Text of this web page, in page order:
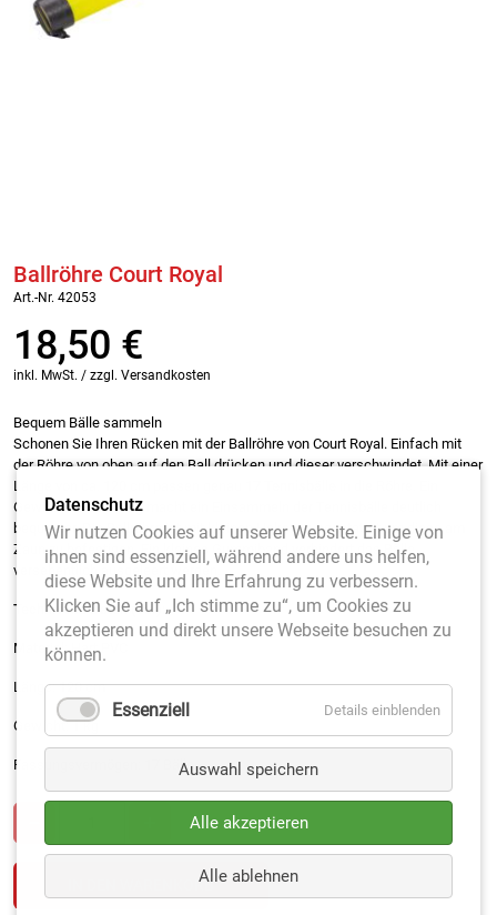
Ballröhre Court Royal
Art.-Nr. 42053
18,50 €
inkl. MwSt. / zzgl. Versandkosten
Bequem Bälle sammeln
Schonen Sie Ihren Rücken mit der Ballröhre von Court Royal. Einfach mit
der Röhre von oben auf den Ball drücken und dieser verschwindet. Mit einer
Länge von ca. 120 cm passen genau
Gewicht von ca. 1 kg macht ein Einsammeln der Tennisbälle deutlich
bequemer. Die Ballröhre ist mit kleinen Haken ausgestattet um diese am
Zaun zu befestigen. Ein kleines Gummiband verhindert das Bälle
versehentlich ausgeleert werden.
Technische Daten (ca.):
Material: Hart PVC
Länge: 120 cm
Gewicht: 1 kg
Fassungsvermögen: 17 Bälle
Datenschutz
Wir nutzen Cookies auf unserer Website. Einige von
ihnen sind essenziell, während andere uns helfen,
diese Website und Ihre Erfahrung zu verbessern.
Klicken Sie auf „Ich stimme zu“, um Cookies zu
akzeptieren und direkt unsere Webseite besuchen zu
können.
Essenziell Details einblenden
Auswahl speichern
Alle akzeptieren
Alle ablehnen